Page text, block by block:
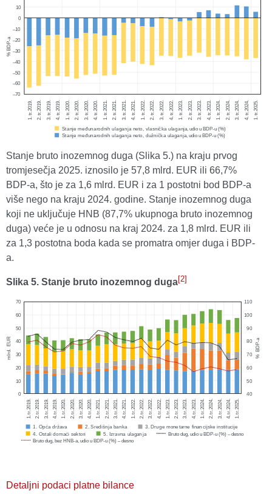
Stanje bruto inozemnog duga (Slika 5.) na kraju prvog
tromjesečja 2025. iznosilo je 57,8 mlrd. EUR ili 66,7%
BDP-a, što je za 1,6 mlrd. EUR i za 1 postotni bod BDP-a
više nego na kraju 2024. godine. Stanje inozemnog duga
koji ne uključuje HNB (87,7% ukupnoga bruto inozemnog
duga) veće je u odnosu na kraj 2024. za 1,8 mlrd. EUR ili
za 1,3 postotna boda kada se promatra omjer duga i BDP-
a.
Slika 5. Stanje bruto inozemnog duga[2]
Detaljni podaci platne bilance